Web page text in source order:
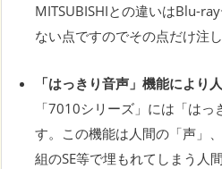
MITSUBISHIとの違いはBlu-
ない点ですのでその点だけ注し
「はっきり音声」機能により
「7010シリーズ」には「は
す。この機能は人間の「声」
組のSE等で埋もれてしまう人